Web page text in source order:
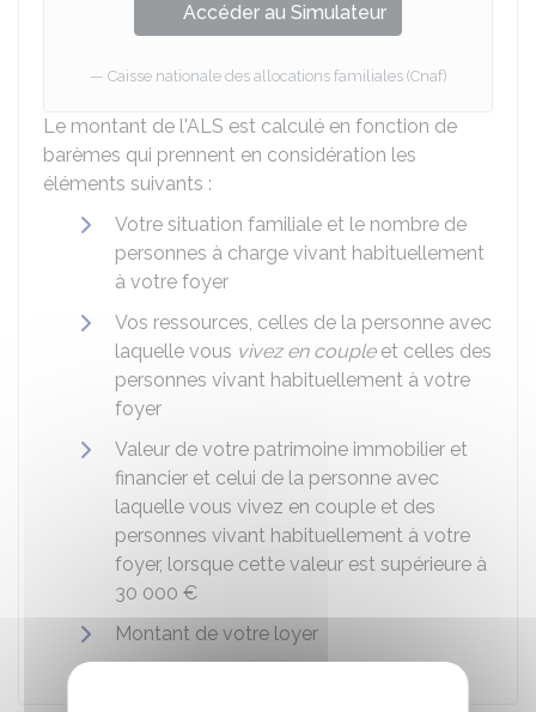
Accéder au Simulateur
Caisse nationale des allocations familiales (Cnaf)
Le montant de l'ALS est calculé en fonction de
barèmes qui prennent en considération les
éléments suivants :
Votre situation familiale et le nombre de
personnes à charge vivant habituellement
à votre foyer
Vos ressources, celles de la personne avec
laquelle vous vivez en coupleet celles des
personnes vivant habituellement à votre
foyer
Valeur de votre patrimoine immobilier et
financier et celui de la personne avec
laquelle vous vivez en couple et des
personnes vivant habituellement à votre
foyer, lorsque cette valeur est supérieure à
30 000 €
Montant de votre loyer